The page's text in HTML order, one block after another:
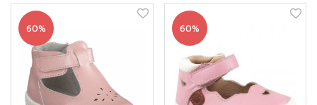
60% 60%